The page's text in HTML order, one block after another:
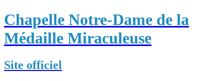
Chapelle Notre-Dame de la
Médaille Miraculeuse
Site officiel